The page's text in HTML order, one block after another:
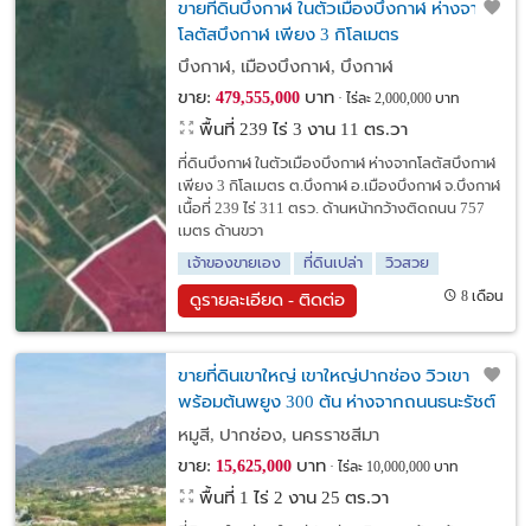
ขายที่ดินบึงกาฬ ในตัวเมืองบึงกาฬ ห่างจาก
โลตัสบึงกาฬ เพียง 3 กิโลเมตร
บึงกาฬ, เมืองบึงกาฬ, บึงกาฬ
ขาย: 479,555,000บาท ไร่ละ 2,000,000 บาท
พื้นที่ 239 ไร่ 3 งาน 11 ตร.วา
ที่ดินบึงกาฬ ในตัวเมืองบึงกาฬ ห่างจากโลตัสบึงกาฬ
เพียง 3 กิโลเมตร ต.บึงกาฬ อ.เมืองบึงกาฬ จ.บึงกาฬ
เนื้อที่ 239 ไร่ 311 ตรว. ด้านหน้ากว้างติดถนน 757
เมตร ด้านขวา
เจ้าของขายเอง
ที่ดินเปล่า วิวสวย
ดูรายละเอียด - ติดต่อ 8 เดือน
ขายที่ดินเขาใหญ่ เขาใหญ่ปากช่อง วิวเขา
พร้อมต้นพยูง 300 ต้น ห่างจากถนนธนะรัชต์
เพียง 170 เมตร
หมูสี, ปากช่อง, นครราชสีมา
ขาย: 15,625,000บาท ไร่ละ 10,000,000 บาท
พื้นที่ 1 ไร่ 2 งาน 25 ตร.วา